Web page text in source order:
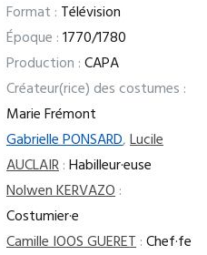
Format : Télévision
Époque :1770/1780
Production :CAPA
Créateur(rice) des costumes :
Marie Frémont
Gabrielle PONSARD,Lucile
AUCLAIR:Habilleur·euse
Nolwen KERVAZO:
Costumier·e
Camille IOOS GUERET:Chef·fe